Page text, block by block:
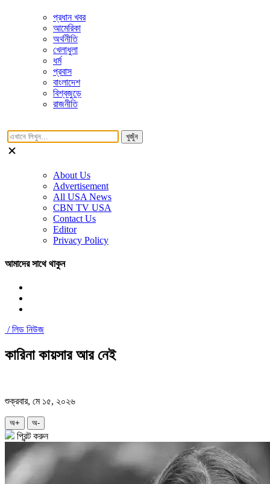
প্রধান খবর
আমেরিকা
অর্থনীতি
খেলাধুলা
ধর্ম
প্রবাস
বাংলাদেশ
বিশ্বজুড়ে
রাজনীতি
খুজুঁন
About Us
Advertisement
All USA News
CBN TV USA
Contact Us
Editor
Privacy Policy
আমাদের সাথে থাকুন
/লিড নিউজ
কারিনা কায়সার আর নেই
শুক্রবার, মে ১৫, ২০২৬
অ+ অ-
প্রিন্ট করুন